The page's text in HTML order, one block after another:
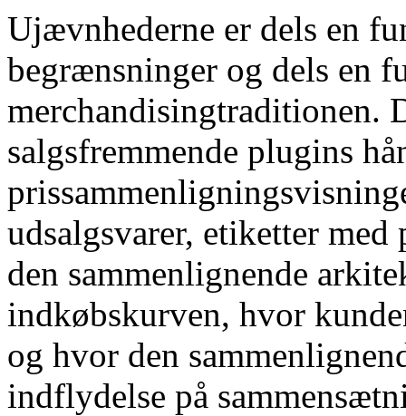
Ujævnhederne er dels en
begrænsninger og dels en
merchandisingtraditionen.
salgsfremmende plugins
udsalgsvarer, etiketter
den sammenlignende
indkøbskurven, hvor
og hvor den
indflydelse på